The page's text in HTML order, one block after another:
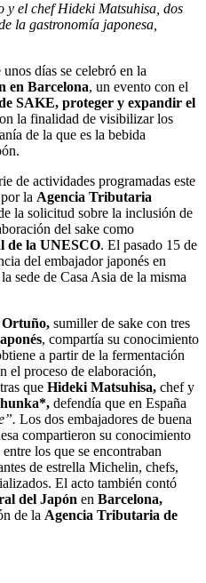
y el chef Hideki Matsuhisa, dos
la gastronomía japonesa,
días se celebró en la
en Barcelona, un evento con el
SAKE, proteger y expandir el
la finalidad de visibilizar los
de la que es la bebida
de actividades programadas este
la Agencia Tributaria
la solicitud sobre la inclusión de
del sake como
de la UNESCO. El pasado 15 de
del embajador japonés en
sede de Casa Asia de la misma
sumiller de sake con tres
, compartía su conocimiento
a partir de la fermentación
el proceso de elaboración,
que Hideki Matsuhisa, chef y
defendía que en España
Los dos embajadores de buena
compartieron su conocimiento
los que se encontraban
de estrella Michelin, chefs,
El acto también contó
del Japón en Barcelona,
de la Agencia Tributaria de